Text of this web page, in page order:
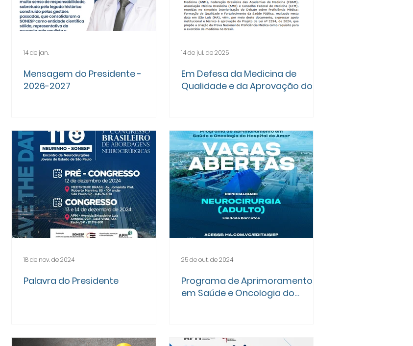
Mensagem do Presidente -
2026-2027
14 de jan.
Em Defesa da Medicina de
Qualidade e da Aprovação do
14 de jul. de 2025
Palavra do Presidente
18 de nov. de 2024
Programa de Aprimoramento
em Saúde e Oncologia do
25 de out. de 2024